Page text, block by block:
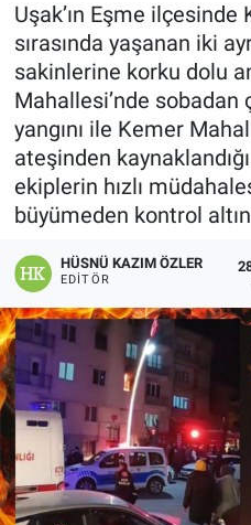
Uşak’ın Eşme ilçesinde
sırasında yaşanan iki
sakinlerine korku dolu
Mahallesi’nde sobadan
yangını ile Kemer
ateşinden
ekiplerin hızlı
büyümeden kontrol
HÜSNÜ KAZIM ÖZLER
EDITÖR
Resmi İlanlar
Sağlık
Son Dakika
Spor
Uşak Haberleri